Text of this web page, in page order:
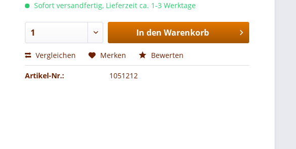
Sofort versandfertig, Lieferzeit ca. 1-3 Werktage
In den Warenkorb
Vergleichen Merken Bewerten
Artikel-Nr.: 1051212